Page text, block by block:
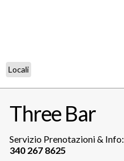
Locali
Three Bar
Servizio Prenotazioni & Info: